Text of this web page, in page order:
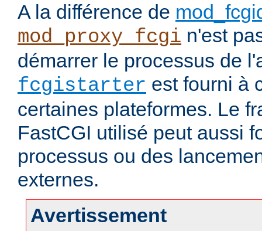
A la différence de
mod_proxy_fcgi n'est
démarrer le processus de
fcgistarter est fourni à
certaines plateformes. Le
FastCGI utilisé peut aussi
processus ou des
externes.
Avertissement